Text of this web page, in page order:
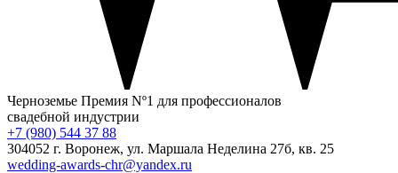
Черноземье Премия Nº1 для профессионалов
свадебной индустрии
+7 (980) 544 37 88
304052 г. Воронеж, ул. Маршала Неделина 27б, кв. 25
wedding-awards-chr@yandex.ru